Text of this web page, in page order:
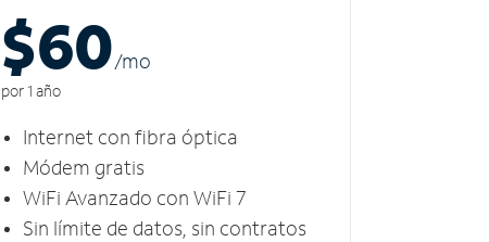
$60/mo
por 1 año
Internet con fibra óptica
Módem gratis
WiFi Avanzado con WiFi 7
Sin límite de datos, sin contratos